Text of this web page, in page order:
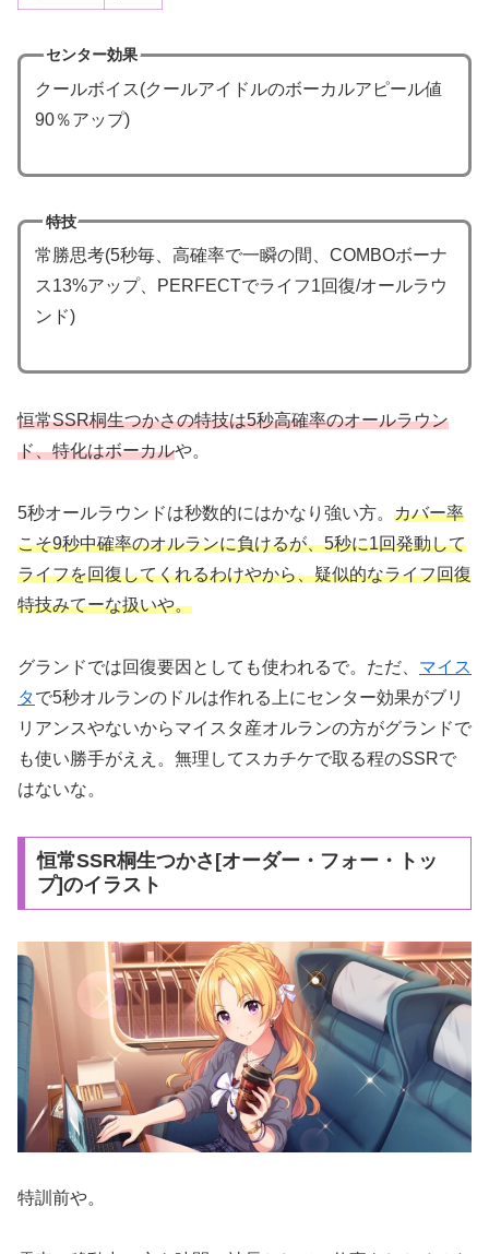
センター効果
クールボイス(クールアイドルのボーカルアピール値
90％アップ)
特技
常勝思考(5秒毎、高確率で一瞬の間、COMBOボーナ
ス13%アップ、PERFECTでライフ1回復/オールラウ
ンド)
恒常SSR桐生つかさの特技は5秒高確率のオールラウン
ド、特化はボーカルや。
5秒オールラウンドは秒数的にはかなり強い方。 カバー率
こそ9秒中確率のオルランに負けるが、5秒に1回発動して
ライフを回復してくれるわけやから、疑似的なライフ回復
特技みてーな扱いや。
グランドでは回復要因としても使われるで。ただ、 マイス
タで5秒オルランのドルは作れる上にセンター効果がブリ
リアンスやないからマイスタ産オルランの方がグランドで
も使い勝手がええ。無理してスカチケで取る程のSSRで
はないな。
恒常SSR桐生つかさ[オーダー・フォー・トッ
プ]のイラスト
特訓前や。